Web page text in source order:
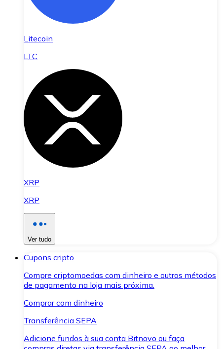
Litecoin
LTC
XRP
XRP
Ver tudo
Cupons cripto
Compre criptomoedas com dinheiro e outros métodos
de pagamento na loja mais próxima.
Comprar com dinheiro
Transferência SEPA
Adicione fundos à sua conta Bitnovo ou faça